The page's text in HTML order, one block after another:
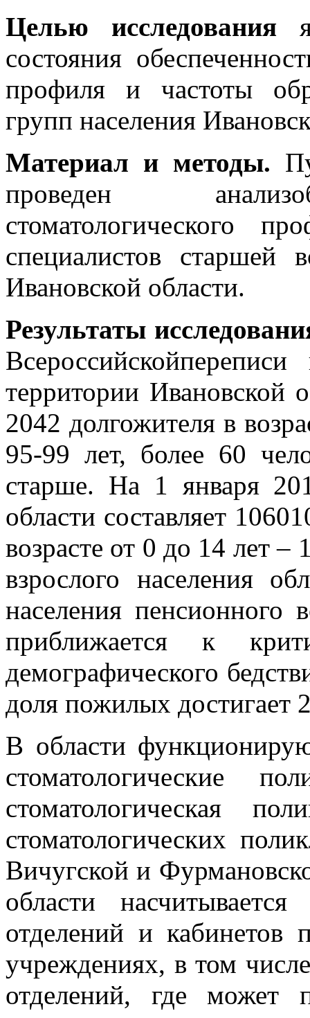
Целью исследования
состояния
профиля и частоты
групп населения
Материал и методы.
проведен
стоматологического
специалистов старшей
Ивановской области.
Результаты
территории Ивановской
2042 долгожителя в
95-99 лет, более 60
старше. На 1 января
области составляет
возрасте от 0 до 14 лет
взрослого населения
населения пенсионного
приближается к
демографического
доля пожилых достигает
В области
стоматологические
стоматологическая
стоматологических
Вичугской и
области
отделений и кабинетов
учреждениях, в том
отделений, где может